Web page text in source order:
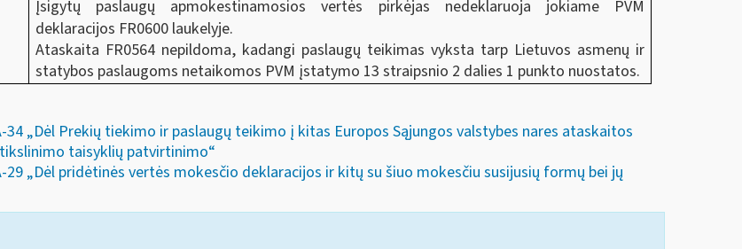
Įsigytų paslaugų apmokestinamosios vertės pirkėjas nedeklaruoja jokiame PVM
deklaracijos FR0600 laukelyje.
Ataskaita FR0564 nepildoma, kadangi paslaugų teikimas vyksta tarp Lietuvos asmenų ir
statybos paslaugoms netaikomos PVM įstatymo 13 straipsnio 2 dalies 1 punkto nuostatos.
34 „Dėl Prekių tiekimo ir paslaugų teikimo į kitas Europos Sąjungos valstybes nares ataskaitos
taisyklių patvirtinimo“
29 „Dėl pridėtinės vertės mokesčio deklaracijos ir kitų su šiuo mokesčiu susijusių formų bei jų